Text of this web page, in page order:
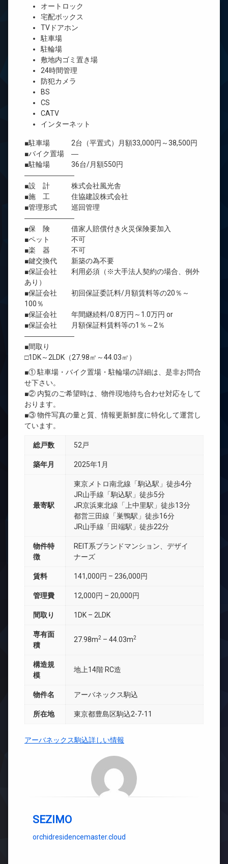
オートロック
宅配ボックス
TVドアホン
駐車場
駐輪場
敷地内ゴミ置き場
24時間管理
防犯カメラ
BS
CS
CATV
インターネット
■駐車場 2台（平置式）月額33,000円～38,500円
■バイク置場 ―
■駐輪場 36台/月額550円
―――――――
■設 計 株式会社風光舎
■施 工 住協建設株式会社
■管理形式 巡回管理
―――――――
■保 険 借家人賠償付き火災保険要加入
■ペット 不可
■楽 器 不可
■鍵交換代 新築の為不要
■保証会社 利用必須（※大手法人契約の場合、例外
あり）
■保証会社 初回保証委託料/月額賃料等の20％～
100％
■保証会社 年間継続料/0.8万円～1.0万円 or
■保証会社 月額保証料賃料等の1％～2％
―――――――
■間取り
□1DK～2LDK（27.98㎡～44.03㎡）
■① 駐車場・バイク置場・駐輪場の詳細は、是非お問合
せ下さい。
■② 内覧のご希望時は、物件現地待ち合わせ対応をして
おります。
■③ 物件写真の量と質、情報更新鮮度に特化して運営し
ています。
総戸数 52戸
築年月 2025年1月
最寄駅
東京メトロ南北線「駒込駅」徒歩4分
JR山手線「駒込駅」徒歩5分
JR京浜東北線「上中里駅」徒歩13分
都営三田線「巣鴨駅」徒歩16分
JR山手線「田端駅」徒歩22分
物件特
徴
REIT系ブランドマンション、デザイ
ナーズ
賃料 141,000円 – 236,000円
管理費 12,000円 – 20,000円
間取り 1DK – 2LDK
専有面
積
27.98m2 – 44.03m2
構造規
模
地上14階 RC造
物件名 アーバネックス駒込
所在地 東京都豊島区駒込2-7-11
アーバネックス駒込詳しい情報
SEZIMO
orchidresidencemaster.cloud